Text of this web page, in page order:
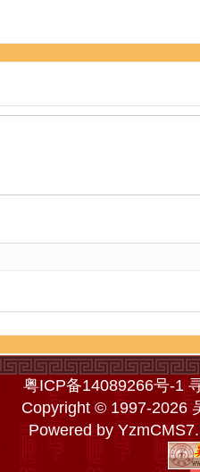
粤ICP备14089266号-1
Copyright © 1997-2026
Powered by